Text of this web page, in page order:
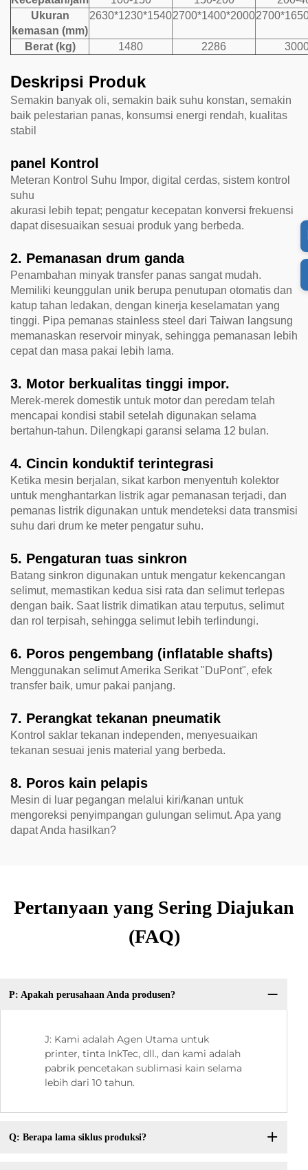
Ukuran
kemasan (mm)
2630*1230*15402700*1400*2000
Berat (kg) 1480 2286
Deskripsi Produk
Semakin banyak oli, semakin baik suhu konstan, semakin
baik pelestarian panas, konsumsi energi rendah, kualitas
stabil
panel Kontrol
Meteran Kontrol Suhu Impor, digital cerdas, sistem kontrol
suhu
akurasi lebih tepat; pengatur kecepatan konversi frekuensi
dapat disesuaikan sesuai produk yang berbeda.
2. Pemanasan drum ganda
Penambahan minyak transfer panas sangat mudah.
Memiliki keunggulan unik berupa penutupan otomatis dan
katup tahan ledakan, dengan kinerja keselamatan yang
tinggi. Pipa pemanas stainless steel dari Taiwan langsung
memanaskan reservoir minyak, sehingga pemanasan lebih
cepat dan masa pakai lebih lama.
3. Motor berkualitas tinggi impor.
Merek-merek domestik untuk motor dan peredam telah
mencapai kondisi stabil setelah digunakan selama
bertahun-tahun. Dilengkapi garansi selama 12 bulan.
4. Cincin konduktif terintegrasi
Ketika mesin berjalan, sikat karbon menyentuh kolektor
untuk menghantarkan listrik agar pemanasan terjadi, dan
pemanas listrik digunakan untuk mendeteksi data transmisi
suhu dari drum ke meter pengatur suhu.
5. Pengaturan tuas sinkron
Batang sinkron digunakan untuk mengatur kekencangan
selimut, memastikan kedua sisi rata dan selimut terlepas
dengan baik. Saat listrik dimatikan atau terputus, selimut
dan rol terpisah, sehingga selimut lebih terlindungi.
6. Poros pengembang (inflatable shafts)
Menggunakan selimut Amerika Serikat "DuPont", efek
transfer baik, umur pakai panjang.
7. Perangkat tekanan pneumatik
Kontrol saklar tekanan independen, menyesuaikan
tekanan sesuai jenis material yang berbeda.
8. Poros kain pelapis
Mesin di luar pegangan melalui kiri/kanan untuk
mengoreksi penyimpangan gulungan selimut. Apa yang
dapat Anda hasilkan?
Pertanyaan yang Sering Diajukan
(FAQ)
P: Apakah perusahaan Anda produsen?
J: Kami adalah Agen Utama untuk
printer, tinta InkTec, dll., dan kami adalah
pabrik pencetakan sublimasi kain selama
lebih dari 10 tahun.
Q: Berapa lama siklus produksi?